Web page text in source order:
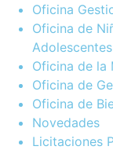
Oficina
Oficina de
Adolescentes
Oficina de la
Oficina de
Oficina de
Novedades
Licitaciones